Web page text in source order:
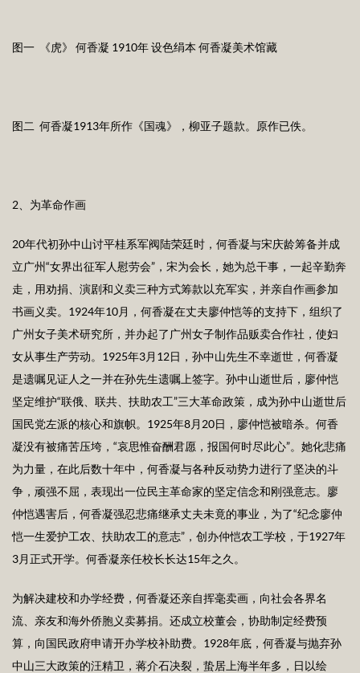
图一 《虎》 何香凝 1910年 设色绢本 何香凝美术馆藏
图二 何香凝1913年所作《国魂》，柳亚子题款。原作已佚。
2、为革命作画
20年代初孙中山讨平桂系军阀陆荣廷时，何香凝与宋庆龄筹备并成
立广州“女界出征军人慰劳会”，宋为会长，她为总干事，一起辛勤奔
走，用劝捐、演剧和义卖三种方式筹款以充军实，并亲自作画参加
书画义卖。1924年10月，何香凝在丈夫廖仲恺等的支持下，组织了
广州女子美术研究所，并办起了广州女子制作品贩卖合作社，使妇
女从事生产劳动。1925年3月12日，孙中山先生不幸逝世，何香凝
是遗嘱见证人之一并在孙先生遗嘱上签字。孙中山逝世后，廖仲恺
坚定维护“联俄、联共、扶助农工”三大革命政策，成为孙中山逝世后
国民党左派的核心和旗帜。1925年8月20日，廖仲恺被暗杀。何香
凝没有被痛苦压垮，“哀思惟奋酬君愿，报国何时尽此心”。她化悲痛
为力量，在此后数十年中，何香凝与各种反动势力进行了坚决的斗
争，顽强不屈，表现出一位民主革命家的坚定信念和刚强意志。廖
仲恺遇害后，何香凝强忍悲痛继承丈夫未竟的事业，为了“纪念廖仲
恺一生爱护工农、扶助农工的意志”，创办仲恺农工学校，于1927年
3月正式开学。何香凝亲任校长长达15年之久。
为解决建校和办学经费，何香凝还亲自挥毫卖画，向社会各界名
流、亲友和海外侨胞义卖募捐。还成立校董会，协助制定经费预
算，向国民政府申请开办学校补助费。1928年底，何香凝与抛弃孙
中山三大政策的汪精卫，蒋介石决裂，蛰居上海半年多，日以绘